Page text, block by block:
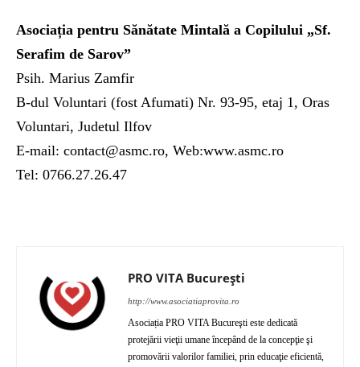
Asociația pentru Sănătate Mintală a Copilului „Sf.
Serafim de Sarov”
Psih. Marius Zamfir
B-dul Voluntari (fost Afumati) Nr. 93-95, etaj 1, Oras
Voluntari, Judetul Ilfov
E-mail: contact@asmc.ro, Web:www.asmc.ro
Tel: 0766.27.26.47
PRO VITA București
http://www.asociatiaprovita.ro
Asociația PRO VITA Bucureşti este dedicată
protejării vieţii umane începând de la concepţie şi
promovării valorilor familiei, prin educaţie eficientă,